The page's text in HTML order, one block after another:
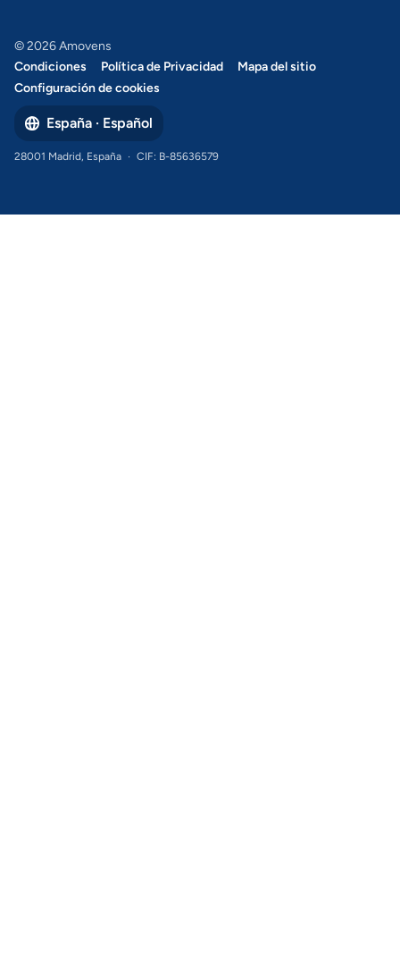
© 2026 Amovens
Condiciones
Política de Privacidad
Mapa del sitio
Configuración de cookies
España · Español
28001 Madrid, España · CIF: B-85636579